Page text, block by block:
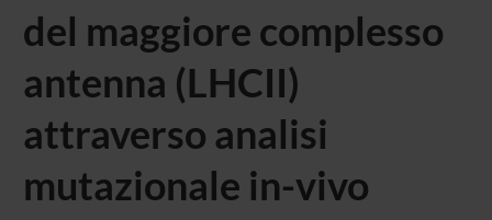
del maggiore complesso
antenna (LHCII)
attraverso analisi
mutazionale in-vivo